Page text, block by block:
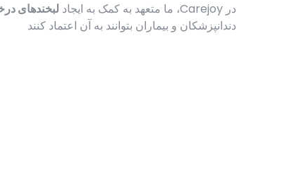
در Carejoy، ما متعهد به کمک به ایجاد
لبخندهای
دندانپزشکان و بیماران بتوانند به آن اعتماد کنند